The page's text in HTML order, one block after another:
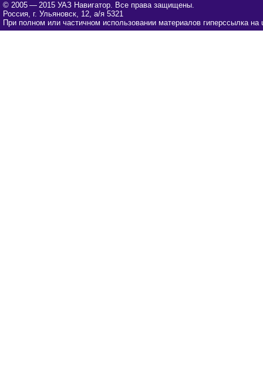
© 2005 — 2015 УАЗ Навигатор. Все права защищены.
Россия, г. Ульяновск, 12, а/я 5321
При полном или частичном использовании материалов гиперссылка на